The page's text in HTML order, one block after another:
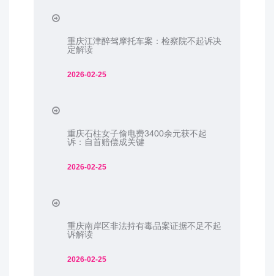
重庆江津醉驾摩托车案：检察院不起诉决
定解读
2026-02-25
重庆石柱女子偷电费3400余元获不起
诉：自首赔偿成关键
2026-02-25
重庆南岸区非法持有毒品案证据不足不起
诉解读
2026-02-25